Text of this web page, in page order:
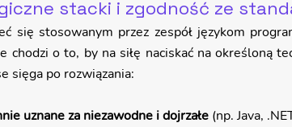
stacki i zgodność ze
się stosowanym przez zespół językom
chodzi o to, by na siłę naciskać na określoną
sięga po rozwiązania:
uznane za niezawodne i dojrzałe (np. Java,